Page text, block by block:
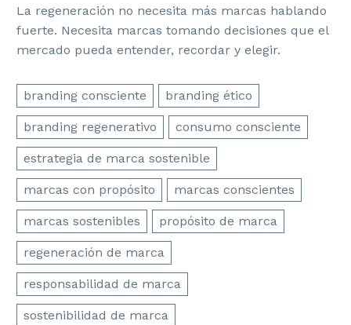
La regeneración no necesita más marcas hablando
fuerte. Necesita marcas tomando decisiones que el
mercado pueda entender, recordar y elegir.
branding consciente branding ético
branding regenerativo consumo consciente
estrategia de marca sostenible
marcas con propósito marcas conscientes
marcas sostenibles propósito de marca
regeneración de marca
responsabilidad de marca
sostenibilidad de marca